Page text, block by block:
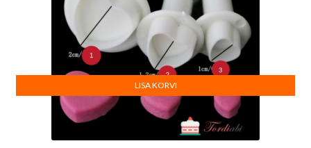
LISA KORVI